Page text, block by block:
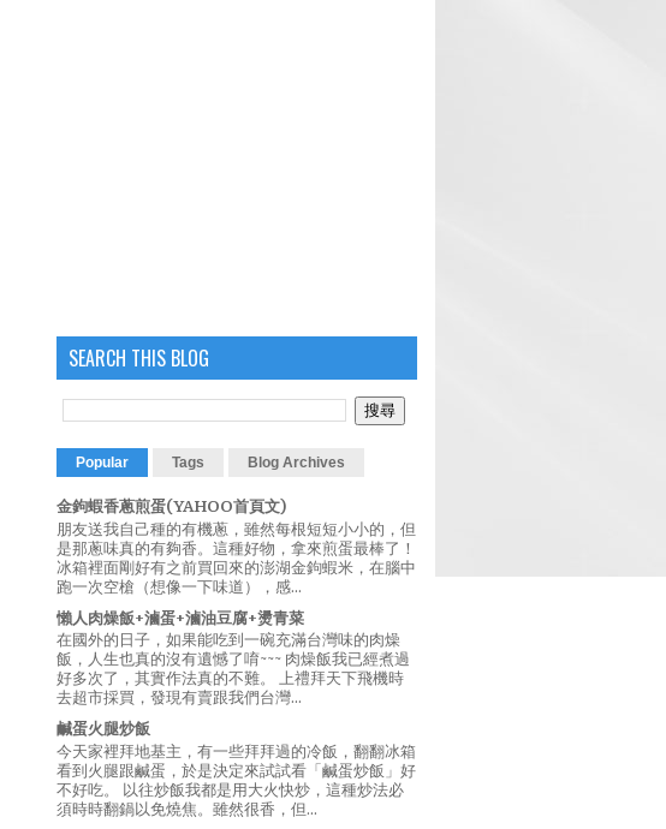
SEARCH THIS BLOG
Popular Tags Blog Archives
金鉤蝦香蔥煎蛋(YAHOO首頁文)
朋友送我自己種的有機蔥，雖然每根短短小小的，但
是那蔥味真的有夠香。這種好物，拿來煎蛋最棒了！
冰箱裡面剛好有之前買回來的澎湖金鉤蝦米，在腦中
跑一次空槍（想像一下味道），感...
懶人肉燥飯+滷蛋+滷油豆腐+燙青菜
在國外的日子，如果能吃到一碗充滿台灣味的肉燥
飯，人生也真的沒有遺憾了唷~~~ 肉燥飯我已經煮過
好多次了，其實作法真的不難。 上禮拜天下飛機時
去超市採買，發現有賣跟我們台灣...
鹹蛋火腿炒飯
今天家裡拜地基主，有一些拜拜過的冷飯，翻翻冰箱
看到火腿跟鹹蛋，於是決定來試試看「鹹蛋炒飯」好
不好吃。 以往炒飯我都是用大火快炒，這種炒法必
須時時翻鍋以免燒焦。雖然很香，但...